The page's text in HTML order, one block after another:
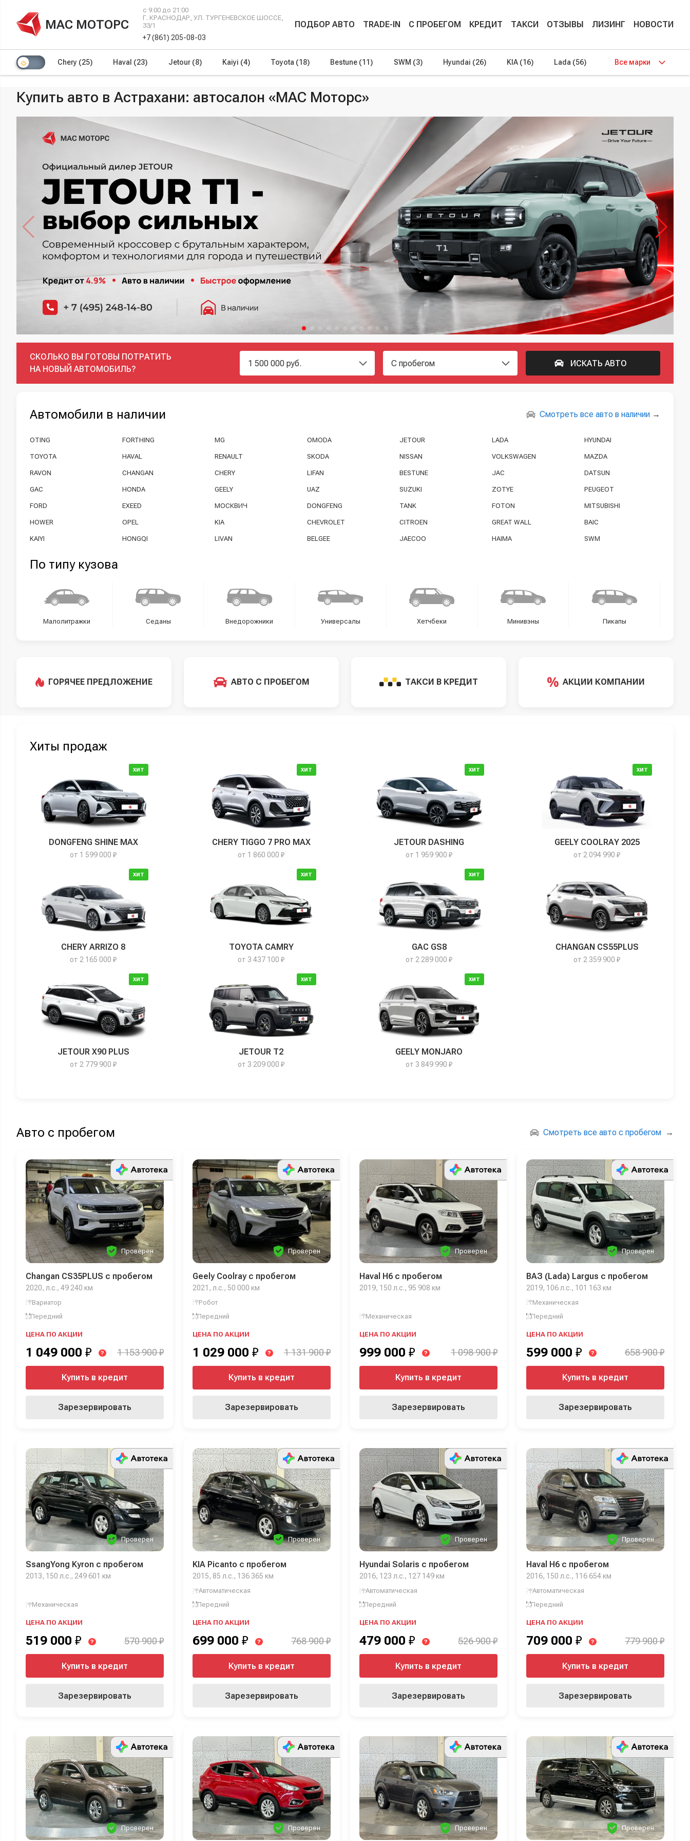
МАС МОТОРС
с 9:00 до 21:00
Г. КРАСНОДАР, УЛ. ТУРГЕНЕВСКОЕ ШОССЕ,
33/1
+7 (861) 205-08-03
ПОДБОР АВТО TRADE-IN С ПРОБЕГОМ КРЕДИТ ТАКСИ ОТЗЫВЫ ЛИЗИНГ НОВОСТИ
Chery (25) Haval (23) Jetour (8) Kaiyi (4) Toyota (18) Bestune (11) SWM (3) Hyundai (26) KIA (16) Lada (56) Все марки
Купить авто в Астрахани: автосалон «МАС Моторс»
СКОЛЬКО ВЫ ГОТОВЫ ПОТРАТИТЬ
НА НОВЫЙ АВТОМОБИЛЬ?
ИСКАТЬ АВТО
Автомобили в наличии Смотреть все авто в наличии →
OTING FORTHING MG OMODA JETOUR LADA HYUNDAI
TOYOTA HAVAL RENAULT SKODA NISSAN VOLKSWAGEN MAZDA
RAVON CHANGAN CHERY LIFAN BESTUNE JAC DATSUN
GAC HONDA GEELY UAZ SUZUKI ZOTYE PEUGEOT
FORD EXEED МОСКВИЧ DONGFENG TANK FOTON MITSUBISHI
HOWER OPEL KIA CHEVROLET CITROEN GREAT WALL BAIC
KAIYI HONGQI LIVAN BELGEE JAECOO HAIMA SWM
По типу кузова
Малолитражки Седаны Внедорожники Универсалы Хетчбеки Минивэны Пикапы
ГОРЯЧЕЕ ПРЕДЛОЖЕНИЕ АВТО С ПРОБЕГОМ ТАКСИ В КРЕДИТ АКЦИИ КОМПАНИИ
Хиты продаж
ХИТ
DONGFENG SHINE MAX
от 1 599 000 ₽
ХИТ
CHERY TIGGO 7 PRO MAX
от 1 860 000 ₽
ХИТ
JETOUR DASHING
от 1 959 900 ₽
ХИТ
GEELY COOLRAY 2025
от 2 094 990 ₽
ХИТ
CHERY ARRIZO 8
от 2 165 000 ₽
ХИТ
TOYOTA CAMRY
от 3 437 100 ₽
ХИТ
GAC GS8
от 2 289 000 ₽
CHANGAN CS55PLUS
от 2 359 900 ₽
ХИТ
JETOUR X90 PLUS
от 2 779 900 ₽
ХИТ
JETOUR T2
от 3 209 000 ₽
ХИТ
GEELY MONJARO
от 3 849 990 ₽
Авто с пробегом Смотреть все авто с пробегом →
Проверен
Changan CS35PLUS с пробегом
2020, л.с., 49 240 км
Вариатор
Передний
ЦЕНА ПО АКЦИИ
1 049 000 ₽ ? 1 153 900 ₽
Купить в кредит
Зарезервировать
Проверен
Geely Coolray с пробегом
2021, л.с., 50 000 км
Робот
Передний
ЦЕНА ПО АКЦИИ
1 029 000 ₽ ? 1 131 900 ₽
Купить в кредит
Зарезервировать
Проверен
Haval H6 с пробегом
2019, 150 л.с., 95 908 км
Механическая
ЦЕНА ПО АКЦИИ
999 000 ₽ ? 1 098 900 ₽
Купить в кредит
Зарезервировать
Проверен
ВАЗ (Lada) Largus с пробегом
2019, 106 л.с., 101 163 км
Механическая
Передний
ЦЕНА ПО АКЦИИ
599 000 ₽ ? 658 900 ₽
Купить в кредит
Зарезервировать
Проверен
SsangYong Kyron с пробегом
2013, 150 л.с., 249 601 км
Механическая
ЦЕНА ПО АКЦИИ
519 000 ₽ ? 570 900 ₽
Купить в кредит
Зарезервировать
Проверен
KIA Picanto с пробегом
2015, 85 л.с., 136 365 км
Автоматическая
Передний
ЦЕНА ПО АКЦИИ
699 000 ₽ ? 768 900 ₽
Купить в кредит
Зарезервировать
Проверен
Hyundai Solaris с пробегом
2016, 123 л.с., 127 149 км
Автоматическая
Передний
ЦЕНА ПО АКЦИИ
479 000 ₽ ? 526 900 ₽
Купить в кредит
Зарезервировать
Проверен
Haval H6 с пробегом
2016, 150 л.с., 116 654 км
Автоматическая
Передний
ЦЕНА ПО АКЦИИ
709 000 ₽ ? 779 900 ₽
Купить в кредит
Зарезервировать
Проверен Проверен Проверен Проверен